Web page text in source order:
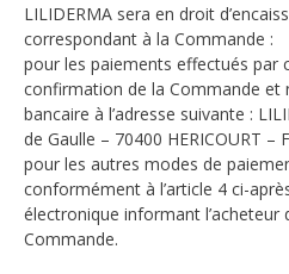
LILIDERMA sera en droit
correspondant à la Commande :
pour les paiements effectués par
confirmation de la Commande et
bancaire à l’adresse suivante :
de Gaulle – 70400 HERICOURT –
pour les autres modes de
conformément à l’article 4 ci-
électronique informant l’acheteur
Commande.